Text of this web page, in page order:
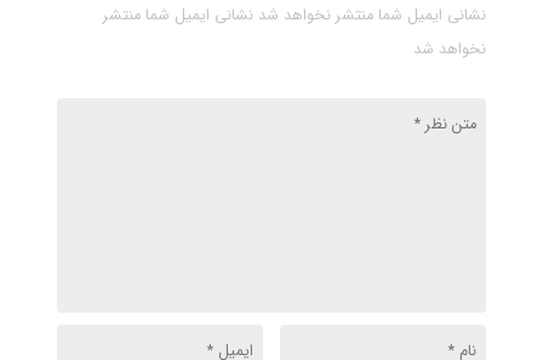
نشانی ایمیل شما منتشر نخواهد شد نشانی ایمیل شما منتشر
نخواهد شد